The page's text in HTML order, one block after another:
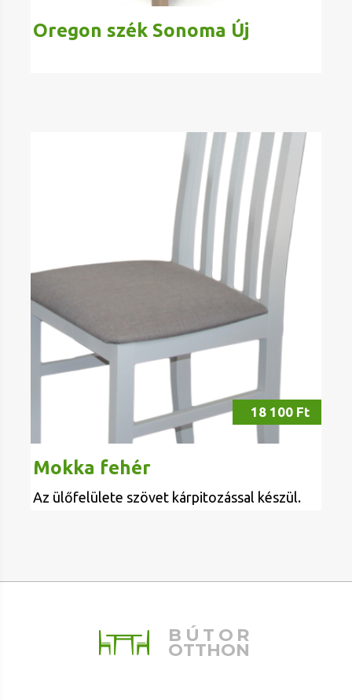
Oregon szék Sonoma Új
18 100 Ft
Mokka fehér
Az ülőfelülete szövet kárpitozással készül.
BÚTOR
OTTHON